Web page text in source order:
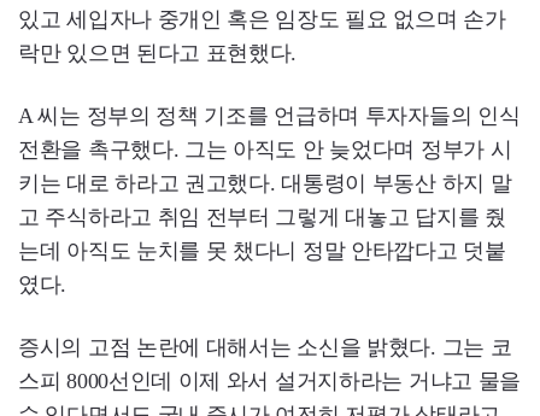
있고 세입자나 중개인 혹은 임장도 필요 없으며 손가
락만 있으면 된다고 표현했다.
A 씨는 정부의 정책 기조를 언급하며 투자자들의 인식
전환을 촉구했다. 그는 아직도 안 늦었다며 정부가 시
키는 대로 하라고 권고했다. 대통령이 부동산 하지 말
고 주식하라고 취임 전부터 그렇게 대놓고 답지를 줬
는데 아직도 눈치를 못 챘다니 정말 안타깝다고 덧붙
였다.
증시의 고점 논란에 대해서는 소신을 밝혔다. 그는 코
스피 8000선인데 이제 와서 설거지하라는 거냐고 물을